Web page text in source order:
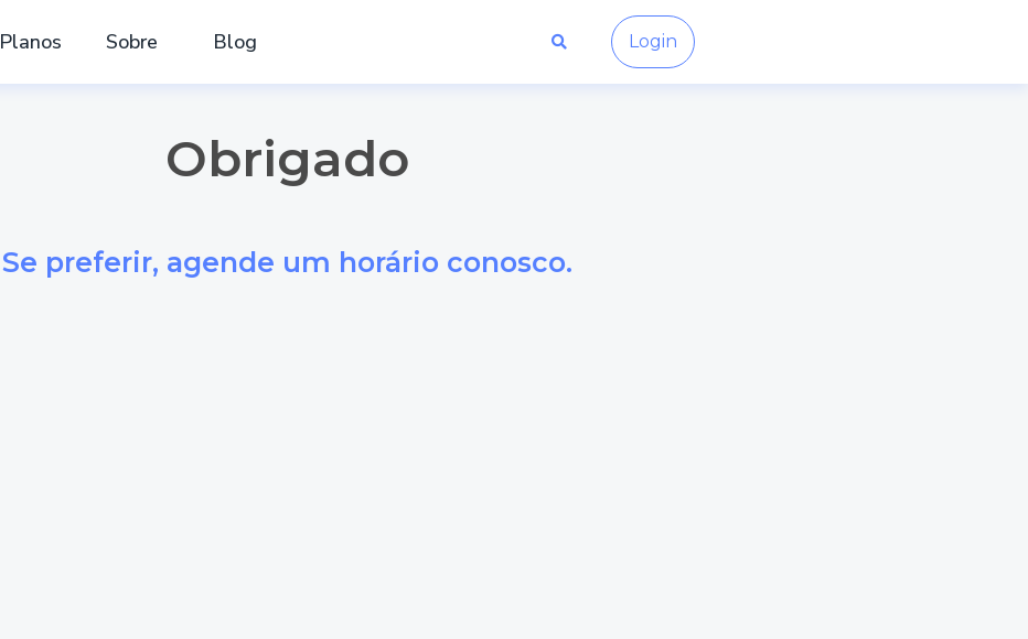
Planos Sobre Blog Login
Obrigado
Se preferir, agende um horário conosco.